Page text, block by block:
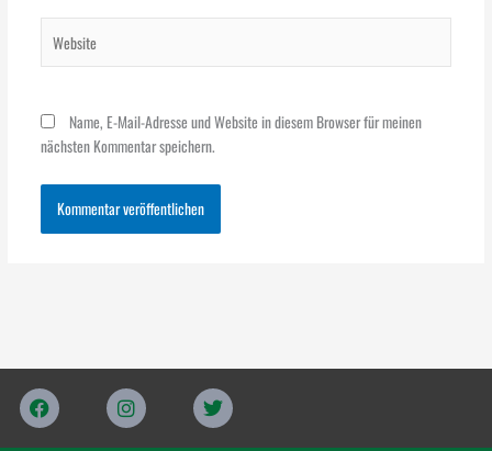
Name, E-Mail-Adresse und Website in diesem Browser für meinen
nächsten Kommentar speichern.
F
a
c
I
n
s
T
w
i